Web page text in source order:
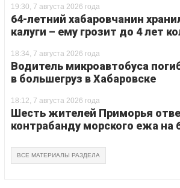
19:30, 7 августа 2026 года
64-летний хабаровчанин
калуги – ему грозит до 4 лет
18:34, 7 августа 2026 года
Водитель микроавтобуса
в большегруз в Хабаровске
18:12, 7 августа 2026 года
Шесть жителей Приморья
контрабанду морского ежа на
ВСЕ МАТЕРИАЛЫ РАЗДЕЛА